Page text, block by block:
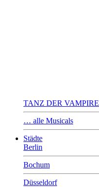
TANZ DER VAMPIRE
… alle Musicals
Städte
Berlin
Bochum
Düsseldorf